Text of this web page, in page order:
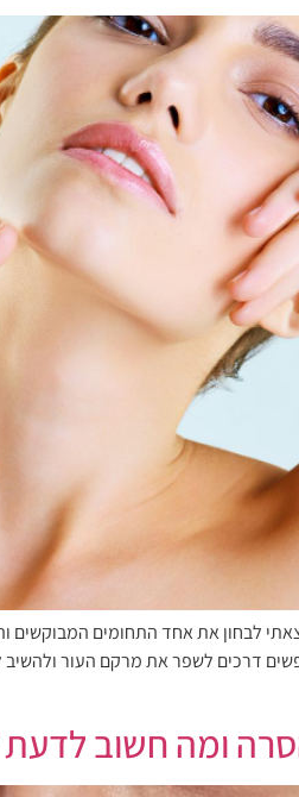
לבחון את אחד התחומים המבוקשים
דרכים לשפר את מרקם העור
ומה חשוב לדעת